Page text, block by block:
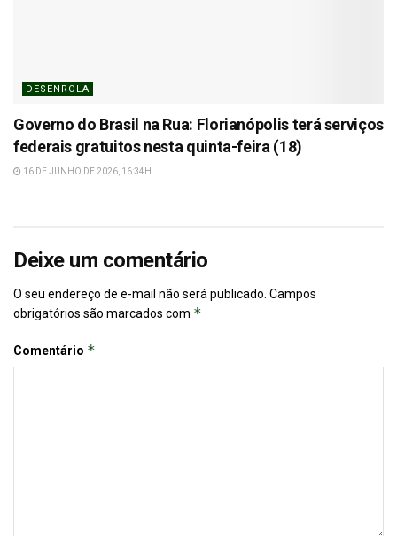
DESENROLA
Governo do Brasil na Rua: Florianópolis terá serviços
federais gratuitos nesta quinta-feira (18)
16 DE JUNHO DE 2026, 16:34H
Deixe um comentário
O seu endereço de e-mail não será publicado. Campos
obrigatórios são marcados com *
Comentário *